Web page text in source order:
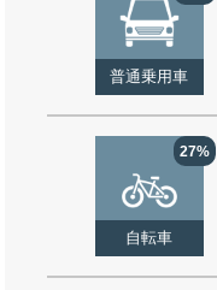
普通乗用車
27%
自転車